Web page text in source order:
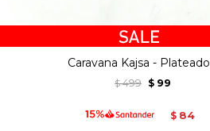
Caravana Kajsa - Plateado
$ 499 $ 99
$ 84